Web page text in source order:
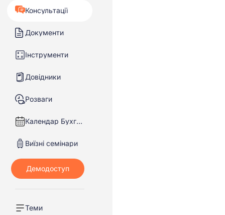
Консультації
Документи
Інструменти
Довідники
Розваги
Календар Бухгалтера
Виїзні семінари
Теми